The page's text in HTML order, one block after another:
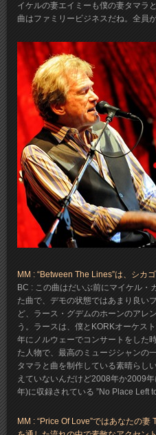
イケルの妻エイミーも僕の妻タマラ
曲はファミリービジネスだね。全員
MM : “Between The Lines”は、シカ
BC : この曲はだいぶ前にマイケル・
た曲で、デモの状態ではあまり良い
ど、ラース・グデムのホーンのアレ
う。ラースは、僕とKORKオーケス
年にノルウェーでコンサートをした
た人物で、最高のミュージシャンの
タマラと曲を制作している素晴らし
えていないんだけど2008年か2009
年)に収録されている ”No Place Left
MM : “Price Of Love”ではあなたの